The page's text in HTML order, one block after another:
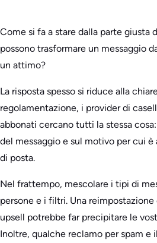
Come si fa a stare dalla parte giusta
possono trasformare un messaggio
un attimo?
La risposta spesso si riduce alla
regolamentazione, i provider di
abbonati cercano tutti la stessa
del messaggio e sul motivo per cui è
di posta.
Nel frattempo, mescolare i tipi di
persone e i filtri. Una
upsell potrebbe far precipitare le
Inoltre, qualche reclamo per spam e